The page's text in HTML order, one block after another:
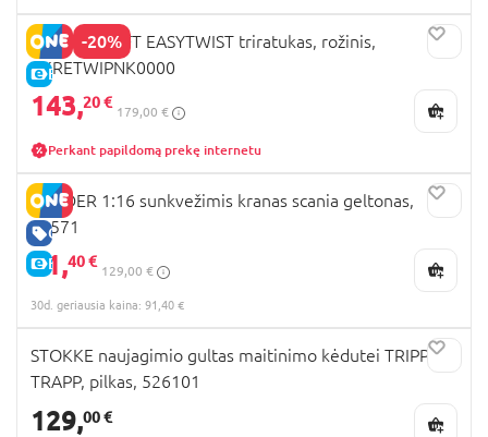
-20%
E-KAINA
KINDERKRAFT EASYTWIST triratukas, rožinis,
KKRETWIPNK0000
143,20 €
179,00 €
Perkant papildomą prekę internetu
GERA KAINA
E-KAINA
BRUDER 1:16 sunkvežimis kranas scania geltonas,
03571
91,40 €
129,00 €
30d. geriausia kaina: 91,40 €
STOKKE naujagimio gultas maitinimo kėdutei TRIPP
TRAPP, pilkas, 526101
129,00 €